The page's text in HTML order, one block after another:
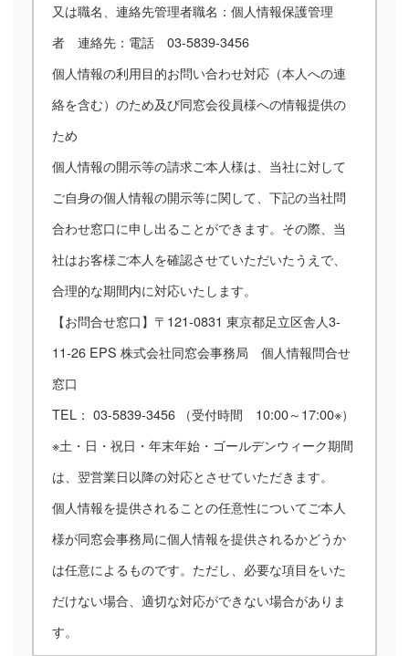
又は職名、連絡先管理者職名：個人情報保護管理
者 連絡先：電話 03-5839-3456
個人情報の利用目的お問い合わせ対応（本人への連
絡を含む）のため及び同窓会役員様への情報提供の
ため
個人情報の開示等の請求ご本人様は、当社に対して
ご自身の個人情報の開示等に関して、下記の当社問
合わせ窓口に申し出ることができます。その際、当
社はお客様ご本人を確認させていただいたうえで、
合理的な期間内に対応いたします。
【お問合せ窓口】〒121-0831 東京都足立区舎人3-
11-26 EPS 株式会社同窓会事務局 個人情報問合せ
窓口
TEL： 03-5839-3456 （受付時間 10:00～17:00※）
※土・日・祝日・年末年始・ゴールデンウィーク期間
は、翌営業日以降の対応とさせていただきます。
個人情報を提供されることの任意性についてご本人
様が同窓会事務局に個人情報を提供されるかどうか
は任意によるものです。ただし、必要な項目をいた
だけない場合、適切な対応ができない場合がありま
す。